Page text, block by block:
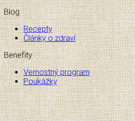
Blog
Recepty
Články o zdraví
Benefity
Vernostný program
Poukážky